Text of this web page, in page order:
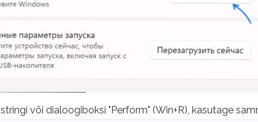
või dialoogiboksi "Perform" (Win+R), kasutage